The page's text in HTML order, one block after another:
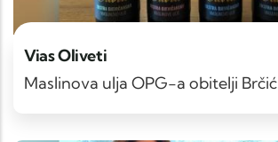
Vias Oliveti
Maslinova ulja OPG-a obitelji Brčić